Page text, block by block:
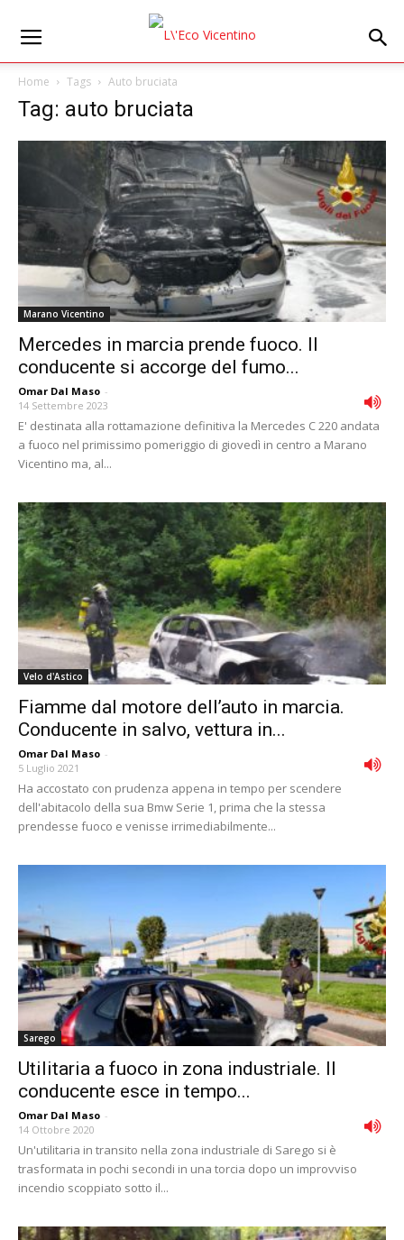
Home Tags Auto bruciata
Tag: auto bruciata
Marano Vicentino
Mercedes in marcia prende fuoco. Il
conducente si accorge del fumo...
Omar Dal Maso -
14 Settembre 2023
E' destinata alla rottamazione definitiva la Mercedes C 220 andata
a fuoco nel primissimo pomeriggio di giovedì in centro a Marano
Vicentino ma, al...
Velo d'Astico
Fiamme dal motore dell’auto in marcia.
Conducente in salvo, vettura in...
Omar Dal Maso -
5 Luglio 2021
Ha accostato con prudenza appena in tempo per scendere
dell'abitacolo della sua Bmw Serie 1, prima che la stessa
prendesse fuoco e venisse irrimediabilmente...
Sarego
Utilitaria a fuoco in zona industriale. Il
conducente esce in tempo...
Omar Dal Maso -
14 Ottobre 2020
Un'utilitaria in transito nella zona industriale di Sarego si è
trasformata in pochi secondi in una torcia dopo un improvviso
incendio scoppiato sotto il...